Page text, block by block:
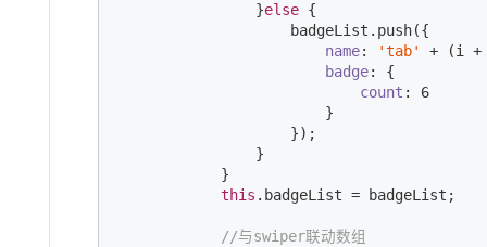
                }
else {
                    badgeList.push({
name: 'tab'
+ (i
badge: {
count : 6
                        }
                    });
                }
            }
this .badgeList = badgeList;
//与swiper联动数组